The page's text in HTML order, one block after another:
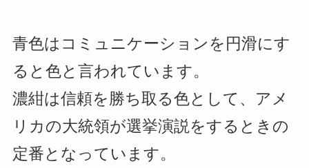
青色はコミュニケーションを円滑にす
ると色と言われています。
濃紺は信頼を勝ち取る色として、アメ
リカの大統領が選挙演説をするときの
定番となっています。